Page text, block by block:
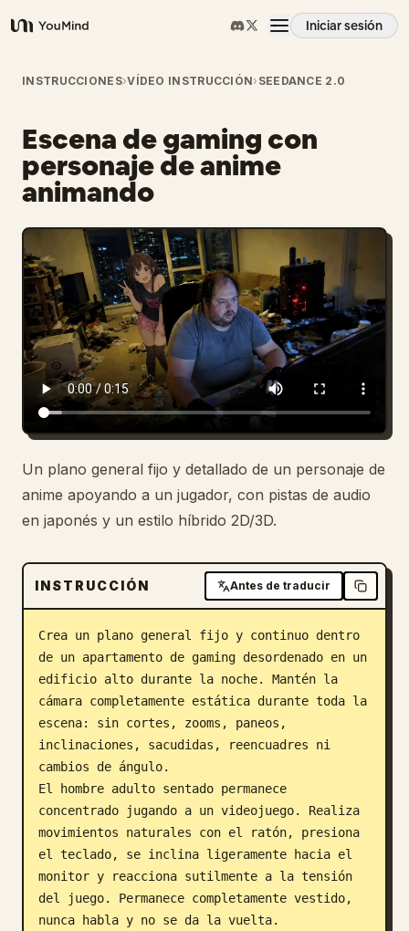
YouMind
Iniciar sesión
Resumen
Casos de uso
Habilidades
Prompts
Precios
Descargar
Blog
Actualizaciones
INSTRUCCIONES›VÍDEO INSTRUCCIÓN› SEEDANCE 2.0
Escena de gaming con
personaje de anime
animando
Un plano general fijo y detallado de un personaje de
anime apoyando a un jugador, con pistas de audio
en japonés y un estilo híbrido 2D/3D.
INSTRUCCIÓN Antes de traducir
Crea un plano general fijo y continuo dentro
de un apartamento de gaming desordenado en un
edificio alto durante la noche. Mantén la
cámara completamente estática durante toda la
escena: sin cortes, zooms, paneos,
inclinaciones, sacudidas, reencuadres ni
cambios de ángulo.
El hombre adulto sentado permanece
concentrado jugando a un videojuego. Realiza
movimientos naturales con el ratón, presiona
el teclado, se inclina ligeramente hacia el
monitor y reacciona sutilmente a la tensión
del juego. Permanece completamente vestido,
nunca habla y no se da la vuelta.